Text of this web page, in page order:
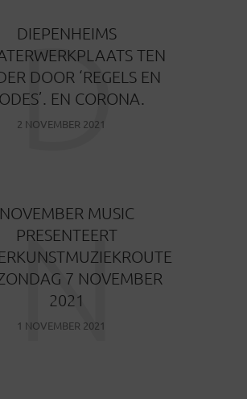
DIEPENHEIMS
TEN
DOOR ‘REGELS EN
EN CORONA.
2 NOVEMBER 2021
D
NOVEMBER MUSIC
PRESENTEERT
7 NOVEMBER
2021
1 NOVEMBER 2021
N